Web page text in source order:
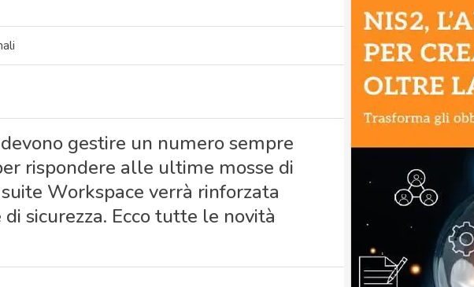
gestire un numero sempre
rispondere alle ultime mosse di
Workspace verrà rinforzata
sicurezza. Ecco tutte le novità